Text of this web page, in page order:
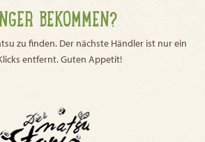
BEKOMMEN?
zu finden. Der nächste Händler ist nur ein
entfernt. Guten Appetit!